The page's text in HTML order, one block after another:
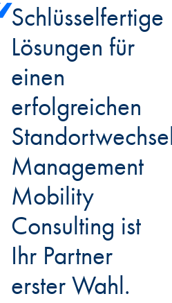
Schlüsselfertige
Lösungen für
einen
erfolgreichen
Management
Mobility
Consulting ist
Ihr Partner
erster Wahl.